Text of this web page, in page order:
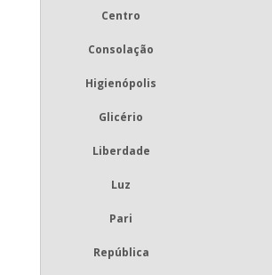
Centro
Consolação
Higienópolis
Glicério
Liberdade
Luz
Pari
República